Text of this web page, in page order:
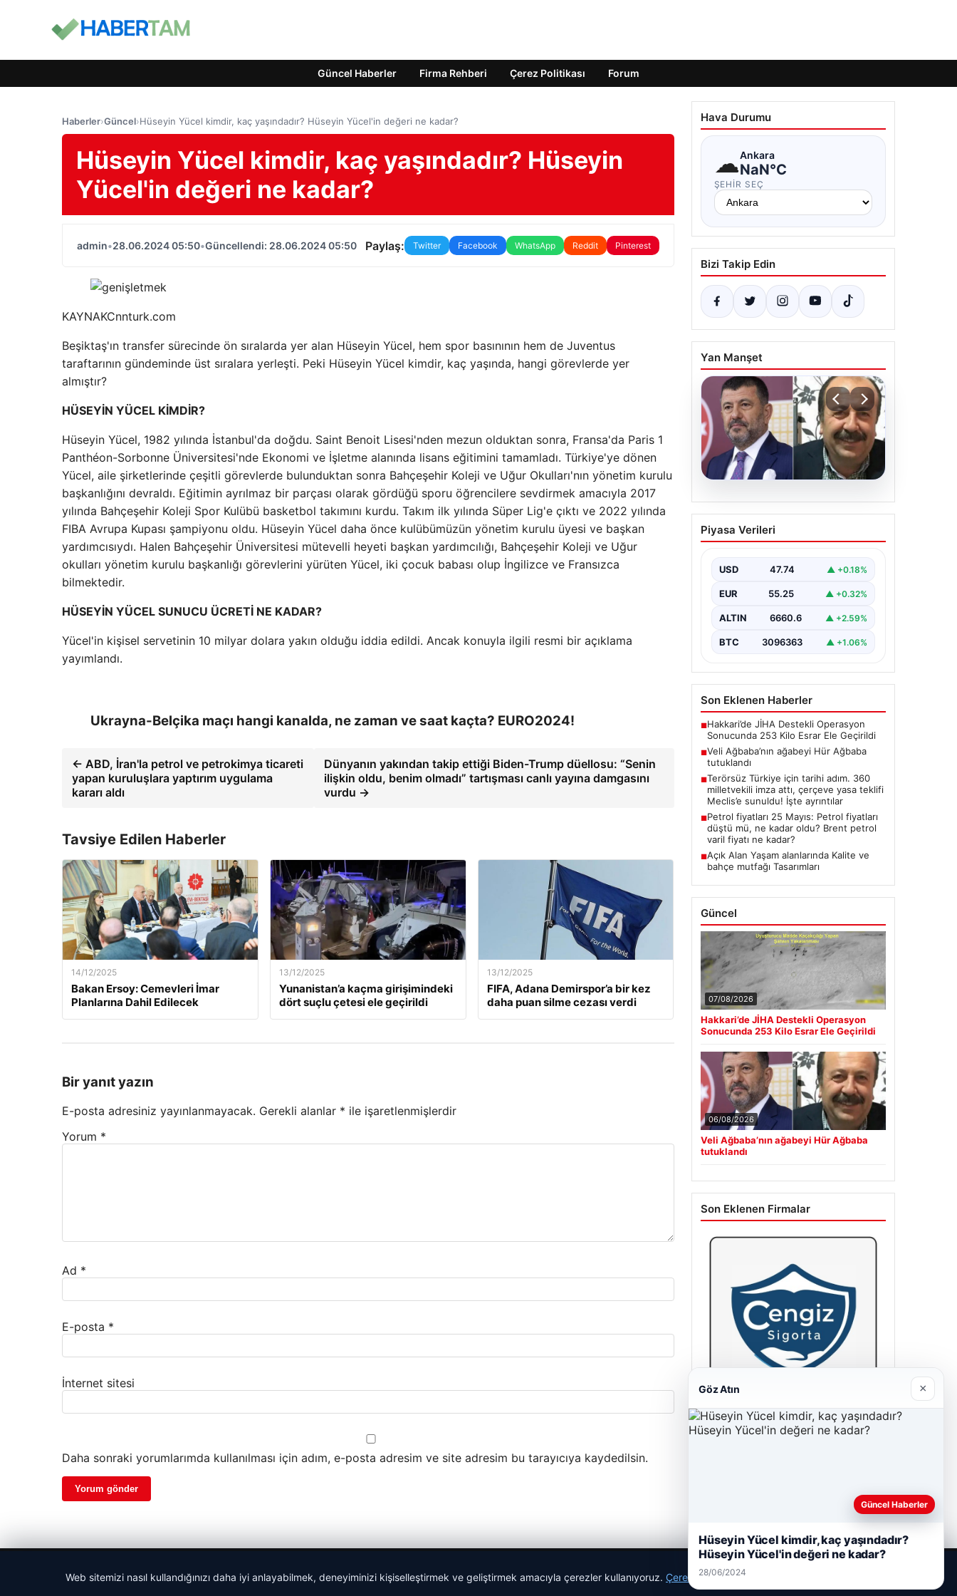
Güncel Haberler Firma Rehberi Çerez Politikası Forum
Haberler›Güncel›Hüseyin Yücel kimdir, kaç yaşındadır? Hüseyin Yücel'in değeri ne kadar?
Hüseyin Yücel kimdir, kaç yaşındadır? Hüseyin
Yücel'in değeri ne kadar?
admin•28.06.2024 05:50•Güncellendi: 28.06.2024 05:50 Paylaş: Twitter Facebook WhatsApp Reddit Pinterest
KAYNAKCnnturk.com
Beşiktaş'ın transfer sürecinde ön sıralarda yer alan Hüseyin Yücel, hem spor basınının hem de Juventus
taraftarının gündeminde üst sıralara yerleşti. Peki Hüseyin Yücel kimdir, kaç yaşında, hangi görevlerde yer
almıştır?
HÜSEYİN YÜCEL KİMDİR?
Hüseyin Yücel, 1982 yılında İstanbul'da doğdu. Saint Benoit Lisesi'nden mezun olduktan sonra, Fransa'da Paris 1
Panthéon-Sorbonne Üniversitesi'nde Ekonomi ve İşletme alanında lisans eğitimini tamamladı. Türkiye'ye dönen
Yücel, aile şirketlerinde çeşitli görevlerde bulunduktan sonra Bahçeşehir Koleji ve Uğur Okulları'nın yönetim kurulu
başkanlığını devraldı. Eğitimin ayrılmaz bir parçası olarak gördüğü sporu öğrencilere sevdirmek amacıyla 2017
yılında Bahçeşehir Koleji Spor Kulübü basketbol takımını kurdu. Takım ilk yılında Süper Lig'e çıktı ve 2022 yılında
FIBA ​​Avrupa Kupası şampiyonu oldu. Hüseyin Yücel daha önce kulübümüzün yönetim kurulu üyesi ve başkan
yardımcısıydı. Halen Bahçeşehir Üniversitesi mütevelli heyeti başkan yardımcılığı, Bahçeşehir Koleji ve Uğur
okulları yönetim kurulu başkanlığı görevlerini yürüten Yücel, iki çocuk babası olup İngilizce ve Fransızca
bilmektedir.
HÜSEYİN YÜCEL SUNUCU ÜCRETİ NE KADAR?
Yücel'in kişisel servetinin 10 milyar dolara yakın olduğu iddia edildi. Ancak konuyla ilgili resmi bir açıklama
yayımlandı.
Ukrayna-Belçika maçı hangi kanalda, ne zaman ve saat kaçta? EURO2024!
← ABD, İran'la petrol ve petrokimya ticareti
yapan kuruluşlara yaptırım uygulama
kararı aldı
Dünyanın yakından takip ettiği Biden-Trump düellosu: “Senin
ilişkin oldu, benim olmadı” tartışması canlı yayına damgasını
vurdu →
Tavsiye Edilen Haberler
14/12/2025
Bakan Ersoy: Cemevleri İmar
Planlarına Dahil Edilecek
13/12/2025
Yunanistan’a kaçma girişimindeki
dört suçlu çetesi ele geçirildi
13/12/2025
FIFA, Adana Demirspor’a bir kez
daha puan silme cezası verdi
Bir yanıt yazın
E-posta adresiniz yayınlanmayacak. Gerekli alanlar * ile işaretlenmişlerdir
Yorum *
Ad *
E-posta *
İnternet sitesi
Daha sonraki yorumlarımda kullanılması için adım, e-posta adresim ve site adresim bu tarayıcıya kaydedilsin.
Hava Durumu
☁Ankara
NaN°C
ŞEHIR SEÇ
Bizi Takip Edin
Yan Manşet
06.08.2026
Veli Ağbaba’nın ağabeyi
Hür Ağbaba tutuklandı
Piyasa Verileri
USD 47.74 ▲ +0.18%
EUR 55.25 ▲ +0.32%
ALTIN 6660.6 ▲ +2.59%
BTC 3096363 ▲ +1.06%
Son Eklenen Haberler
■Hakkari’de JİHA Destekli Operasyon
Sonucunda 253 Kilo Esrar Ele Geçirildi
■Veli Ağbaba’nın ağabeyi Hür Ağbaba
tutuklandı
■Terörsüz Türkiye için tarihi adım. 360
milletvekili imza attı, çerçeve yasa teklifi
Meclis’e sunuldu! İşte ayrıntılar
■Petrol fiyatları 25 Mayıs: Petrol fiyatları
düştü mü, ne kadar oldu? Brent petrol
varil fiyatı ne kadar?
■Açık Alan Yaşam alanlarında Kalite ve
bahçe mutfağı Tasarımları
Güncel
07/08/2026
Hakkari’de JİHA Destekli Operasyon
Sonucunda 253 Kilo Esrar Ele Geçirildi
06/08/2026
Veli Ağbaba’nın ağabeyi Hür Ağbaba
tutuklandı
Son Eklenen Firmalar
Cengiz Sigorta
Web sitemizi nasıl kullandığınızı daha iyi anlayabilmek, deneyiminizi kişiselleştirmek ve geliştirmek amacıyla çerezler kullanıyoruz. Çerez Politikamız
Göz Atın ×
Güncel Haberler
Hüseyin Yücel kimdir, kaç yaşındadır?
Hüseyin Yücel'in değeri ne kadar?
28/06/2024